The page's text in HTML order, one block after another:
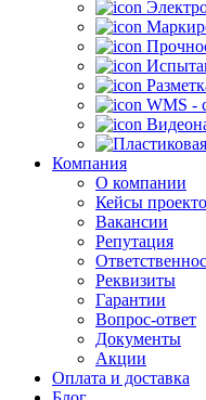
WMS -
Компания
О компании
Кейсы
Вакансии
Репутация
Реквизиты
Гарантии
Вопрос-ответ
Документы
Акции
Оплата и доставка